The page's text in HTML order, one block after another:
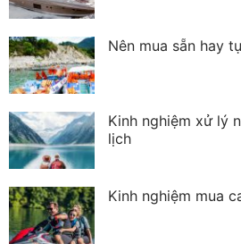
Nên mua sẵn hay
Kinh nghiệm xử lý
lịch
Kinh nghiệm mua